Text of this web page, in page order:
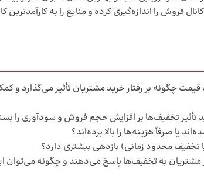
فروش را اندازه‌گیری کرده و منابع را به
چگونه بر رفتار خرید مشتریان تأثیر می‌گذارد و
تأثیر تخفیف‌ها بر افزایش حجم فروش و سودآوری را
یا صرفاً هزینه‌ها را بالا برده‌اند؟
محدود زمانی) بازدهی بیشتری دارد؟
به تخفیف‌ها پاسخ می‌دهند و چگونه می‌توان